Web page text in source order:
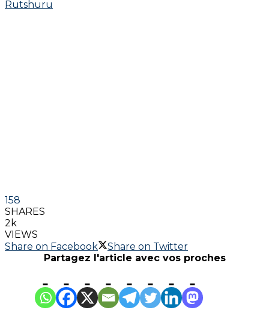
158
SHARES
2k
VIEWS
Share on Facebook
Share on Twitter
Partagez l'article avec vos proches